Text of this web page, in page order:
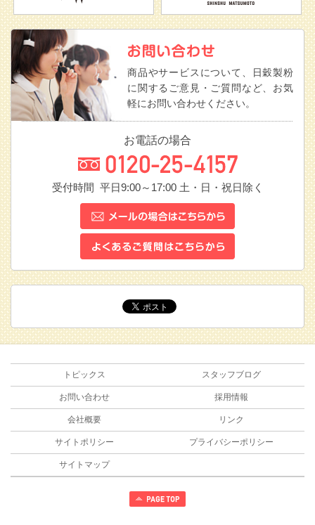
商品やサービスについて、日穀製粉
に関するご意見・ご質問など、お気
軽にお問い合わせください。
お電話の場合
受付時間 平日9:00～17:00土・日・祝日除く
トピックス スタッフブログ
お問い合わせ 採用情報
会社概要 リンク
サイトポリシー プライバシーポリシー
サイトマップ